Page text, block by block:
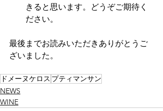
きると思います。どうぞご期待く
ださい。
最後までお読みいただきありがとうご
ざいました。
ドメーヌケロス プティマンサン
NEWS
WINE